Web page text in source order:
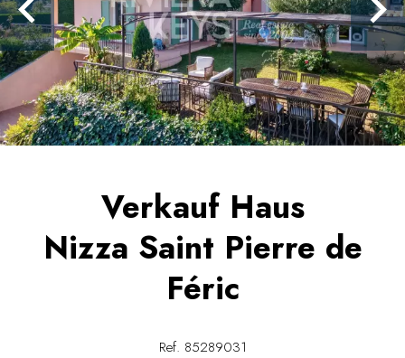
Verkauf Haus
Nizza Saint Pierre de
Féric
Ref. 85289031